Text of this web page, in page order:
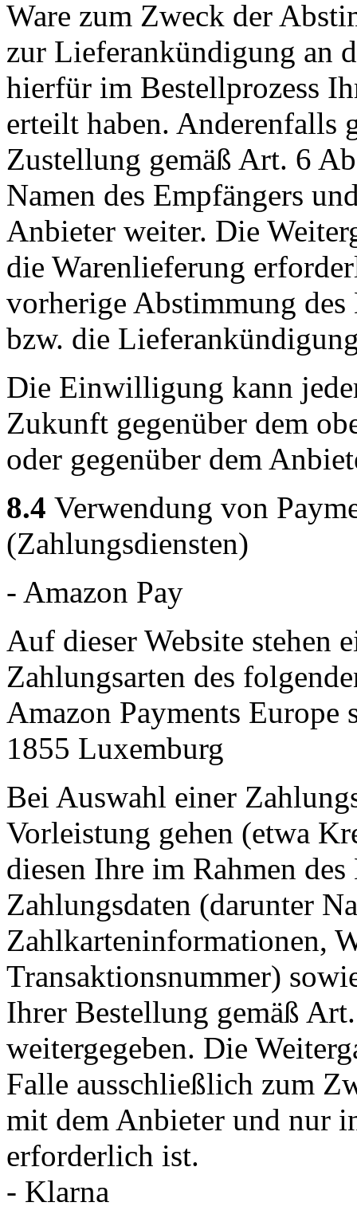
Ware zum Zweck der
zur Lieferankündigung an
hierfür im Bestellprozess
erteilt haben. Anderenfalls
Zustellung gemäß Art. 6
Namen des Empfängers
Anbieter weiter. Die
die Warenlieferung
vorherige Abstimmung
bzw. die
Die Einwilligung kann
Zukunft gegenüber dem
oder gegenüber dem
8.4 Verwendung von
(Zahlungsdiensten)
- Amazon Pay
Auf dieser Website stehen
Zahlungsarten des
Amazon Payments Europe
1855 Luxemburg
Bei Auswahl einer
Vorleistung gehen (etwa
diesen Ihre im Rahmen
Zahlungsdaten (darunter
Zahlkarteninformationen,
Transaktionsnummer)
Ihrer Bestellung gemäß
weitergegeben. Die
Falle ausschließlich zum
mit dem Anbieter und nur
erforderlich ist.
- Klarna